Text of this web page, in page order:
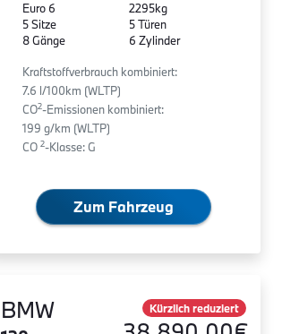
Euro 6
5 Sitze
8 Gänge
2295kg
5 Türen
6 Zylinder
Kraftstoffverbrauch kombiniert:
7.6 l/100km (WLTP)
CO2-Emissionen kombiniert:
199 g/km (WLTP)
CO 2-Klasse: G
Zum Fahrzeug
BMW Kürzlich reduziert